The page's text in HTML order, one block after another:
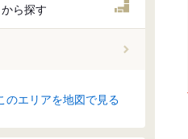
から探す
のエリアを地図で見る